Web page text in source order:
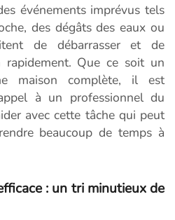
événements imprévus tels
des dégâts des eaux ou
de débarrasser et de
rapidement. Que ce soit un
maison complète, il est
à un professionnel du
avec cette tâche qui peut
beaucoup de temps à
: un tri minutieux de